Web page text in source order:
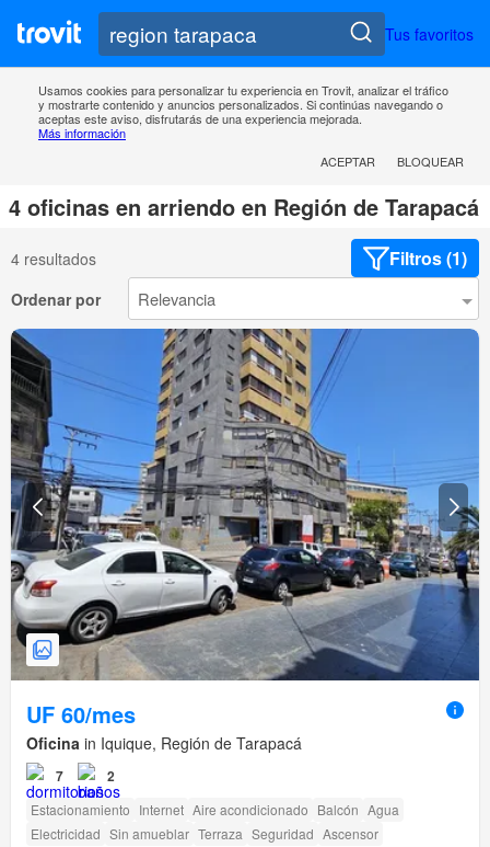
Tus favoritos
Usamos cookies para personalizar tu experiencia en Trovit, analizar el tráfico
y mostrarte contenido y anuncios personalizados. Si continúas navegando o
aceptas este aviso, disfrutarás de una experiencia mejorada.
Más información
ACEPTAR
BLOQUEAR
4 oficinas en arriendo en Región de Tarapacá
4 resultados Filtros (1)
Ordenar por
UF 60/mes
Oficina in Iquique, Región de Tarapacá
7 2
Estacionamiento Internet Aire acondicionado Balcón Agua
Electricidad Sin amueblar Terraza Seguridad Ascensor